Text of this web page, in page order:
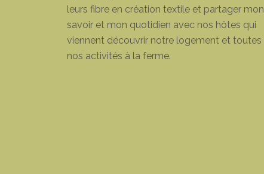
leurs fibre en création textile et partager mon
savoir et mon quotidien avec nos hôtes qui
viennent découvrir notre logement et toutes
nos activités à la ferme.